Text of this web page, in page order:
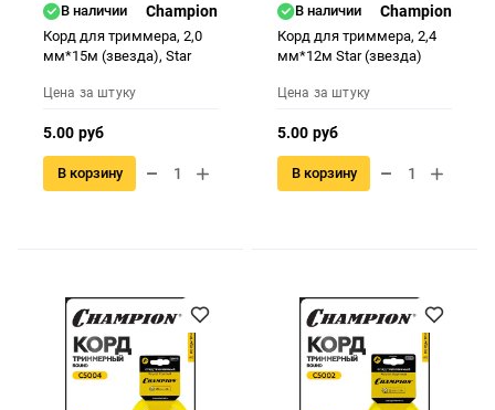
В наличии Champion
Корд для триммера, 2,0
мм*15м (звезда), Star
Цена за штуку
5.00 руб
В корзину
В наличии Champion
Корд для триммера, 2,4
мм*12м Star (звезда)
Цена за штуку
5.00 руб
В корзину